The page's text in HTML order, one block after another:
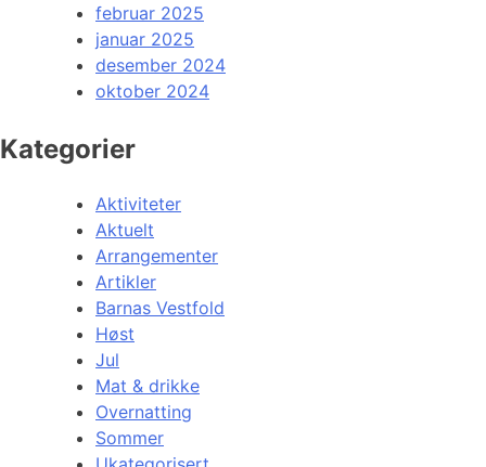
februar 2025
januar 2025
desember 2024
oktober 2024
Kategorier
Aktiviteter
Aktuelt
Arrangementer
Artikler
Barnas Vestfold
Høst
Jul
Mat & drikke
Overnatting
Sommer